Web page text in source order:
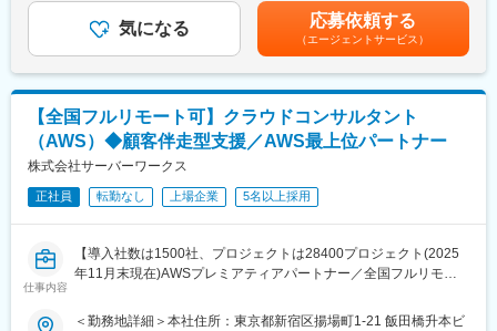
ら、Salesforce社との長く深いお付き合いが開始。Salesforceの成
長に伴って同社も大きく事業拡大してきました。最初のパートナ
ーという事もあり、Salesforceの導入事例は他の追随を許さない
圧倒的な水準です。またSalesforce社からも顧客紹介を受ける事
も多くあり、独自の顧客獲得チャネルを有しています。
変更の範囲：会社の定める業務
SalesforceJapan社日本法人設立当初より、導入支援サービスを展
開。蓄積したノウハウの多さクオリティの高さから社員バイネー
ムで指名が来ることもしばしば。社員の約8割がSalesforceの資格
社員の声を元にインセンティブ制度を作る等、現場の意見を大事
にする社風。安心して長く働ける会社をお探しの方にピッタリで
す。
評価してほしい」⇒四半期ごとにインセンティブを導入
◎例2「長く働いているから還元してほしい」⇒勤続10年以上で
日間）
※事前申告制により、勤務時間帯を変更することも可能。（例
する可能性があります。月給(月額)は固定手当を含めた表記です。
気になる 応募依頼する
（エージェントサービス）
【全国フルリモート可】クラウドコンサルタント
（AWS）◆顧客伴走型支援／AWS最上位パートナー
株式会社サーバーワークス
正社員 転勤なし 上場企業 5名以上採用
仕事内容
【導入社数は1500社、プロジェクトは28400プロジェクト(2025
年11月末現在)AWSプレミアティアパートナー／全国フルリモー
サルタント】
＜勤務地詳細＞本社住所：東京都新宿区揚場町1-21 飯田橋升本ビ